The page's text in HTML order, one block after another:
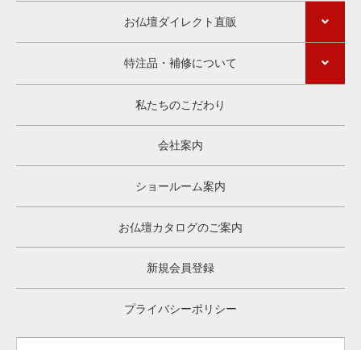
お仏壇ダイレクト直販
特注品・補修について
私たちのこだわり
会社案内
ショールーム案内
お仏壇カタログのご案内
新規会員登録
プライバシーポリシー